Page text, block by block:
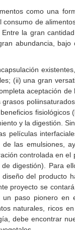
como una
de
la gran
abundancia,
(ii) una gran
aceptación
y la digestión.
películas
las emulsiones,
controlada en
digestión). Para
del producto
proyecto se
paso pionero
naturales, ricos
debe encontrar